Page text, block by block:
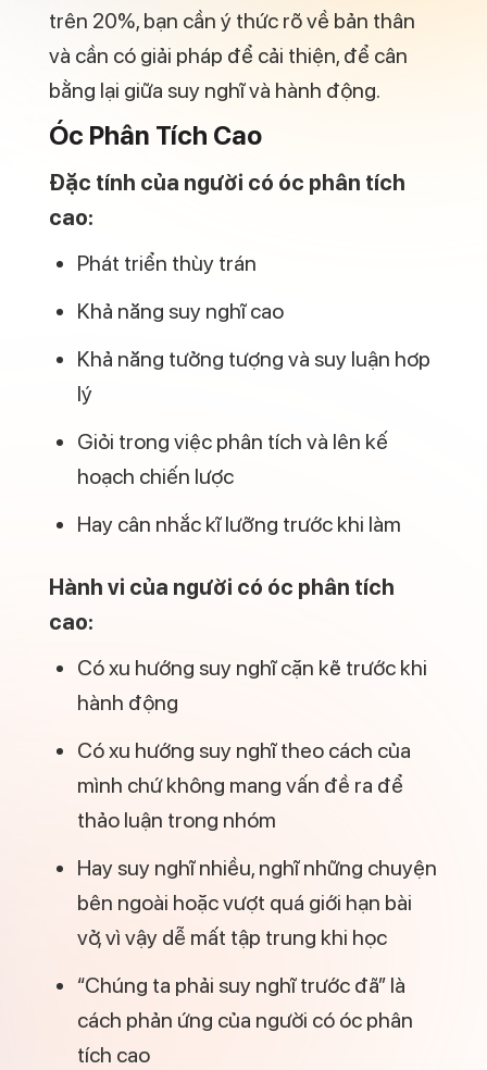
trên 20%, bạn cần ý thức rõ về bản thân
và cần có giải pháp để cải thiện, để cân
bằng lại giữa suy nghĩ và hành động.
Óc Phân Tích Cao
Đặc tính của người có óc phân tích
cao:
Phát triển thùy trán
Khả năng suy nghĩ cao
Khả năng tưởng tượng và suy luận hơp
lý
Giỏi trong việc phân tích và lên kế
hoạch chiến lược
Hay cân nhắc kĩ lưỡng trước khi làm
Hành vi của người có óc phân tích
cao:
Có xu hướng suy nghĩ cặn kẽ trước khi
hành động
Có xu hướng suy nghĩ theo cách của
mình chứ không mang vấn đề ra để
thảo luận trong nhóm
Hay suy nghĩ nhiều, nghĩ những chuyện
bên ngoài hoặc vượt quá giới hạn bài
vở, vì vậy dễ mất tập trung khi học
“Chúng ta phải suy nghĩ trước đã” là
cách phản ứng của người có óc phân
tích cao